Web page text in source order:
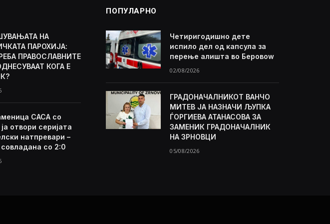
НА
ПАРОХИЈА:
ПРАВОСЛАВНИТЕ
КОГА Е
САСА со
отвори серијата
натпревари –
со 2:0
ПОПУЛАРНО
Четиригодишно дете
испило дел од капсула за
перење алишта во Беровоw
02/08/2026
ГРАДОНАЧАЛНИКОТ ВАНЧО
МИТЕВ ЈА НАЗНАЧИ ЉУПКА
ЃОРГИЕВА АТАНАСОВА ЗА
ЗАМЕНИК ГРАДОНАЧАЛНИК
НА ЗРНОВЦИ
05/08/2026